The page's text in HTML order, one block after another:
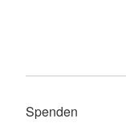
Spenden